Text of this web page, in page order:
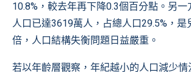
10.8%，較去年再下降0.3個百分點。另
人口已達3619萬人，占總人口29.5%，是
倍，人口結構失衡問題日益嚴重。
若以年齡層觀察，年紀越小的人口減少